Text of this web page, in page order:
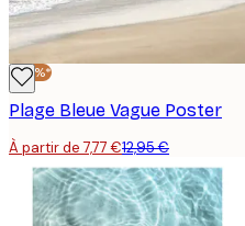
-40%*
Plage Bleue Vague Poster
À partir de 7,77 €12,95 €